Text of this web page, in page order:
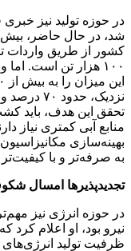
در حوزه تولید نیز
کشور از طریق واردات
۱۰۰ هزار تن است.
نزدیک،
تحقق این هدف، باید
منابع آبی کمتری نیاز
بهینه‌سازی
به صرفه‌تر و با کیفیت‌تر
تجدیدپذیرها امسال
در حوزه انرژی نیز
نیرو بود، او اعلام کرد